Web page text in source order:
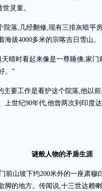
灵童。
院落,几经翻修,现有三排灰暗平
拔4000多米的宗喀吉日雪山。
晴时看起来像是一尊睡佛;家
。”
主要工作是看护这个院落,他以
上世纪90年代,他曾两次到印度
谜般人物的矛盾生涯
前山坡下约200米外的一座肃穆
脚的地方。传闻说,十三世达